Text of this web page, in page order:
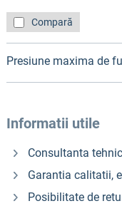
Compară
Presiune maxima de
Informatii utile
Consultanta
Garantia calitatii,
Posibilitate de